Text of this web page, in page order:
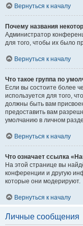
Вернуться к началу
Почему названия
Администратор
для того, чтобы их было
Вернуться к началу
Что такое группа по
Если вы состоите более
используется для того,
должны быть вам
предоставить вам
умолчанию в личном
Вернуться к началу
Что означает ссылка
На этой странице вы
конференции и другую
которые они модерируют.
Вернуться к началу
Личные сообщения